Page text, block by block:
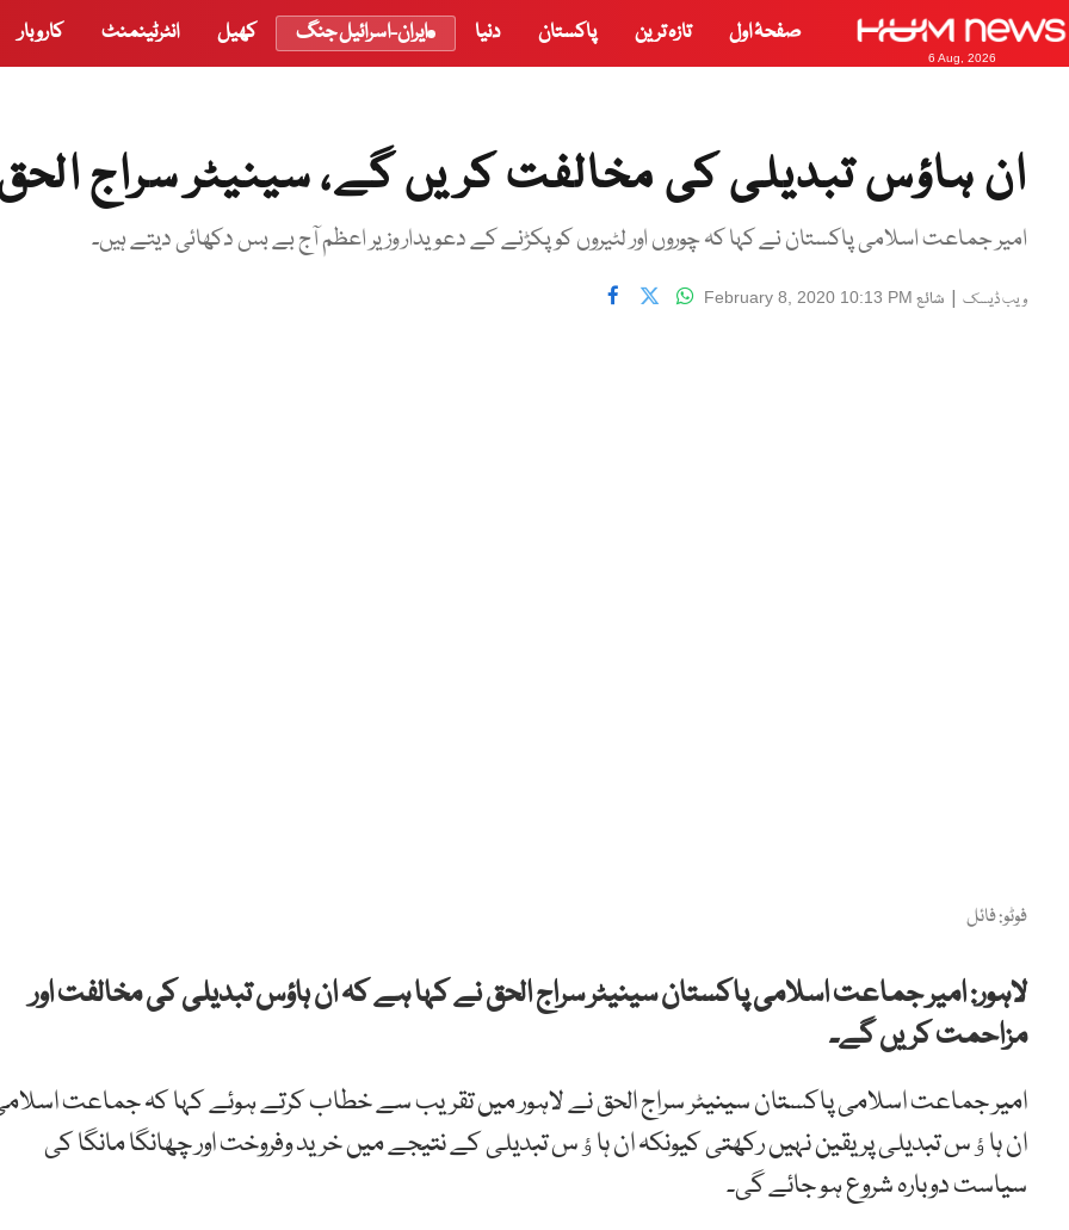
6 Aug, 2026
صفحۂ اول تازہ ترین پاکستان دنیا ایران-اسرائیل جنگ کھیل انٹرٹینمنٹ کاروبار
ان ہاؤس تبدیلی کی مخالفت کریں گے، سینیٹر سراج
امیر جماعت اسلامی پاکستان نے کہا کہ چوروں اور لٹیروں کو پکڑنے کے دعویدار وزیر اعظم آج بے بس دکھائی دیتے ہیں۔
ویب ڈیسک | شائع February 8, 2020 10:13 PM
فوٹو: فائل
لاہور: امیر جماعت اسلامی پاکستان سینیٹر سراج الحق نے کہا ہے کہ ان ہاؤس تبدیلی کی مخالفت اور
مزاحمت کریں گے۔
امیر جماعت اسلامی پاکستان سینیٹر سراج الحق نے لاہور میں تقریب سے خطاب کرتے ہوئے کہا کہ جماعت
ان ہاﺅس تبدیلی پر یقین نہیں رکھتی کیونکہ ان ہاﺅس تبدیلی کے نتیجے میں خرید وفروخت اور چھانگا مانگا کی
سیاست دوبارہ شروع ہو جائے گی۔